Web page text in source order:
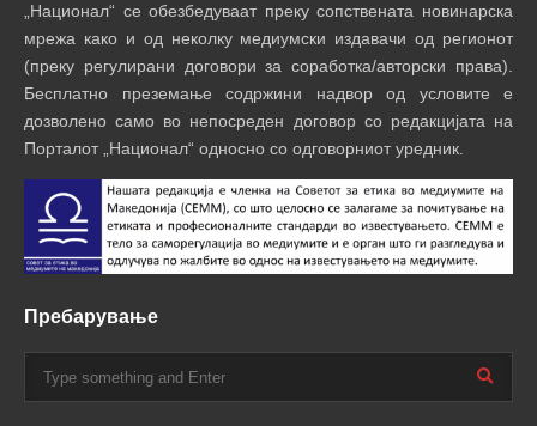
„Национал“ се обезбедуваат преку сопствената новинарска
мрежа како и од неколку медиумски издавачи од регионот
(преку регулирани договори за соработка/авторски права).
Бесплатно преземање содржини надвор од условите е
дозволено само во непосреден договор со редакцијата на
Порталот „Национал“ односно со одговорниот уредник.
Пребарување